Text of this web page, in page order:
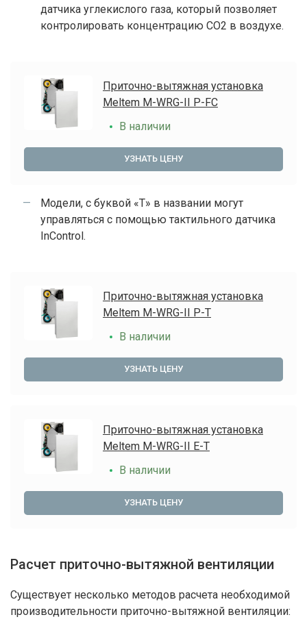
датчика углекислого газа, который позволяет
контролировать концентрацию СО2 в воздухе.
Приточно-вытяжная установка
Meltem M-WRG-II P-FC
В наличии
УЗНАТЬ ЦЕНУ
Модели, с буквой «Т» в названии могут
управляться с помощью тактильного датчика
InControl.
Приточно-вытяжная установка
Meltem M-WRG-II P-T
В наличии
УЗНАТЬ ЦЕНУ
Приточно-вытяжная установка
Meltem M-WRG-II E-T
В наличии
УЗНАТЬ ЦЕНУ
Расчет приточно-вытяжной вентиляции
Существует несколько методов расчета необходимой
производительности приточно-вытяжной вентиляции: